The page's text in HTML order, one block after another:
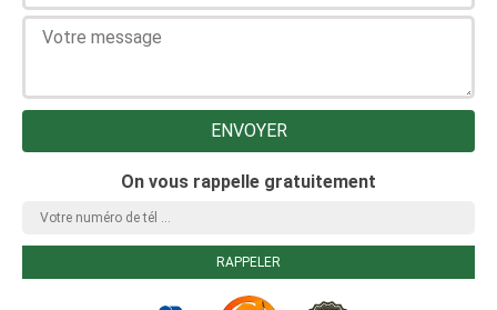
On vous rappelle gratuitement